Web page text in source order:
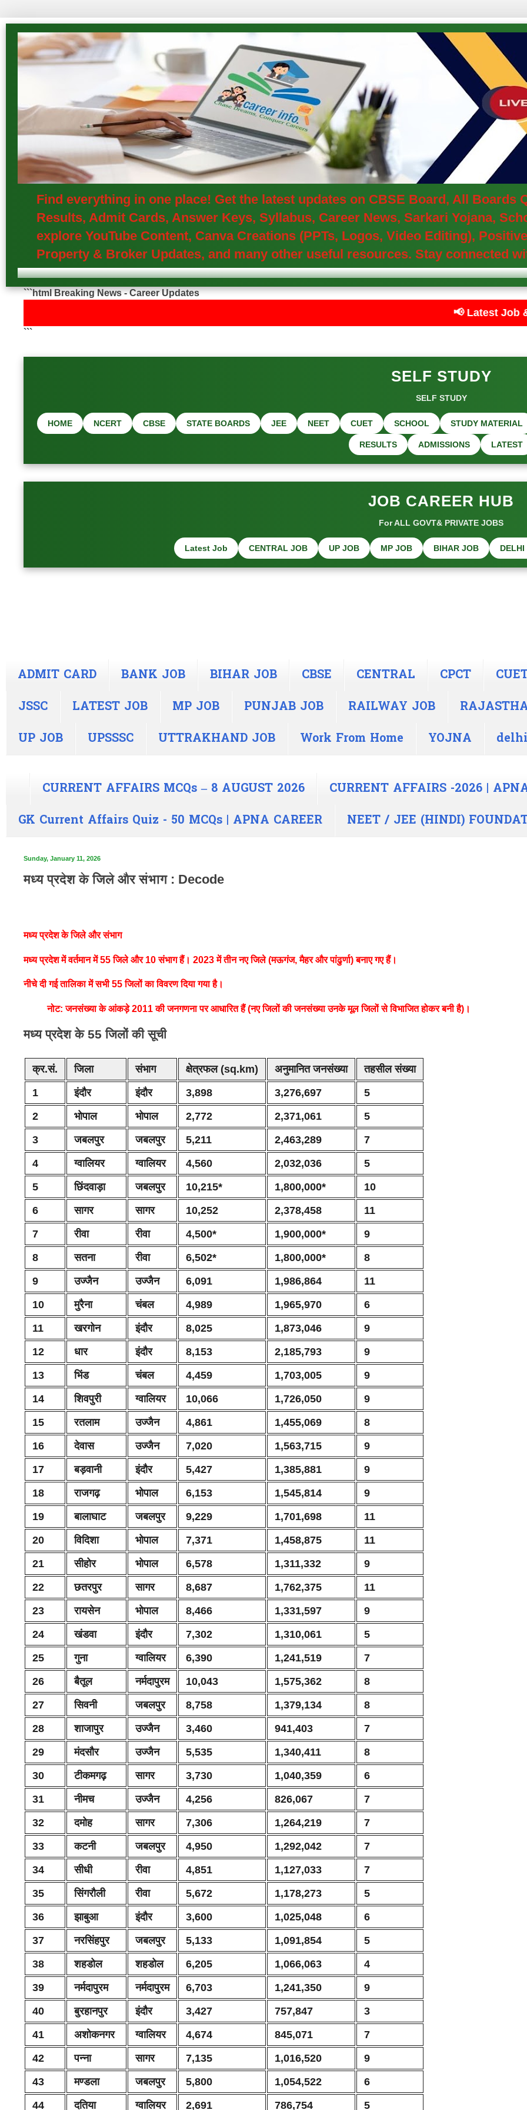
Find everything in one place! Get the latest updates on CBSE Board, All
Results, Admit Cards, Answer Keys, Syllabus, Career News, Sarkari Yojana,
explore YouTube Content, Canva Creations (PPTs, Logos, Video Editing),
Property & Broker Updates, and many other useful resources. Stay connected
```html Breaking News - Career Updates
📢 Latest Job & Exam Updates
```
SELF STUDY
SELF STUDY
HOME NCERT CBSE STATE BOARDS JEE NEET CUET SCHOOL STUDY MATERIAL
RESULTS ADMISSIONS LATEST
JOB CAREER HUB
For ALL GOVT& PRIVATE JOBS
Latest Job CENTRAL JOB UP JOB MP JOB BIHAR JOB
ADMIT CARD BANK JOB BIHAR JOB CBSE CENTRAL CPCT
JSSC
LATEST JOB MP JOB PUNJAB JOB RAILWAY JOB
UP JOB
UPSSSC UTTRAKHAND JOB Work From Home YOJNA
CURRENT AFFAIRS MCQs – 8 AUGUST 2026
CURRENT AFFAIRS -2026 |
GK Current Affairs Quiz - 50 MCQs | APNA CAREER
NEET / JEE (HINDI)
Sunday, January 11, 2026
मध्य प्रदेश के जिले और संभाग : Decode
मध्य प्रदेश के जिले और संभाग
मध्य प्रदेश में वर्तमान में55 जिलेऔर 10 संभागहैं। 2023 में तीन नए जिले (मऊगंज, मैहर और पांढुर्णा) बनाए गए हैं।
नीचे दी गई तालिका में सभी 55 जिलों का विवरण दिया गया है।
नोट: जनसंख्या के आंकड़े 2011 की जनगणना पर आधारित हैं (नए जिलों की जनसंख्या उनके मूल जिलों से विभाजित होकर बनी है)।
मध्य प्रदेश के 55 जिलों की सूची
क्र.सं. जिला संभाग क्षेत्रफल (sq.km) अनुमानित जनसंख्या
तहसील संख्या
1
इंदौर इंदौर 3,898 3,276,697
5
2
भोपाल भोपाल 2,772 2,371,061
5
3
जबलपुर जबलपुर 5,211 2,463,289
7
4
ग्वालियर ग्वालियर 4,560 2,032,036
5
5
छिंदवाड़ा जबलपुर 10,215* 1,800,000*
10
6
सागर सागर 10,252 2,378,458
11
7
रीवा रीवा 4,500* 1,900,000*
9
8
सतना रीवा 6,502* 1,800,000*
8
9
उज्जैन उज्जैन 6,091 1,986,864
11
10
मुरैना चंबल 4,989 1,965,970
6
11
खरगोन इंदौर 8,025 1,873,046
9
12
धार इंदौर 8,153 2,185,793
9
13
भिंड चंबल 4,459 1,703,005
9
14
शिवपुरी ग्वालियर 10,066 1,726,050
9
15
रतलाम उज्जैन 4,861 1,455,069
8
16
देवास उज्जैन 7,020 1,563,715
9
17
बड़वानी इंदौर 5,427 1,385,881
9
18
राजगढ़ भोपाल 6,153 1,545,814
9
19
बालाघाट जबलपुर 9,229 1,701,698
11
20
विदिशा भोपाल 7,371 1,458,875
11
21
सीहोर भोपाल 6,578 1,311,332
9
22
छतरपुर सागर 8,687 1,762,375
11
23
रायसेन भोपाल 8,466 1,331,597
9
24
खंडवा इंदौर 7,302 1,310,061
5
25
गुना ग्वालियर 6,390 1,241,519
7
26
बैतूल नर्मदापुरम 10,043 1,575,362
8
27
सिवनी जबलपुर 8,758 1,379,134
8
28
शाजापुर उज्जैन 3,460 941,403
7
29
मंदसौर उज्जैन 5,535 1,340,411
8
30
टीकमगढ़ सागर 3,730 1,040,359
6
31
नीमच उज्जैन 4,256 826,067
7
32
दमोह सागर 7,306 1,264,219
7
33
कटनी जबलपुर 4,950 1,292,042
7
34
सीधी रीवा 4,851 1,127,033
7
35
सिंगरौली रीवा 5,672 1,178,273
5
36
झाबुआ इंदौर 3,600 1,025,048
6
37
नरसिंहपुर जबलपुर 5,133 1,091,854
5
38
शहडोल शहडोल 6,205 1,066,063
4
39
नर्मदापुरम नर्मदापुरम 6,703 1,241,350
9
40
बुरहानपुर इंदौर 3,427 757,847
3
41
अशोकनगर ग्वालियर 4,674 845,071
7
42
पन्ना सागर 7,135 1,016,520
9
43
मण्डला जबलपुर 5,800 1,054,522
6
44
दतिया ग्वालियर 2,691 786,754 5